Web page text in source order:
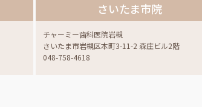
さいたま市院
チャーミー歯科医院岩槻
さいたま市岩槻区本町3-11-2 森庄ビル2階
048-758-4618